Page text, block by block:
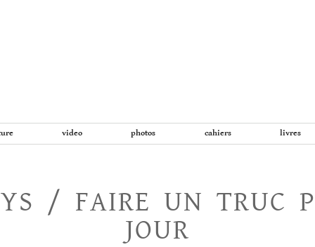
video photos cahiers livres
/ FAIRE UN TRUC
JOUR